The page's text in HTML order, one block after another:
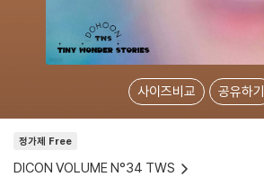
사이즈비교 공유하기
정가제 Free
DICON VOLUME N°34 TWS